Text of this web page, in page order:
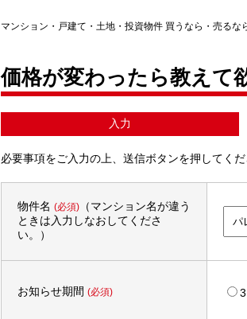
マンション・戸建て・土地・投資物件 買うなら・売るな
価格が変わったら教えて
入力
必要事項をご入力の上、送信ボタンを押してくだ
物件名 (必須)（マンション名が違う
ときは入力しなおしてくださ
い。）
お知らせ期間 (必須)